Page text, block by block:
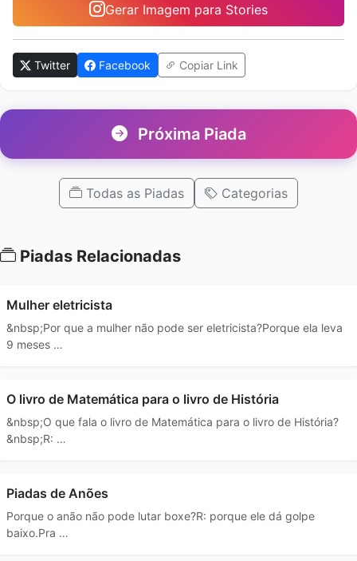
Gerar Imagem para Stories
Twitter Facebook Copiar Link
Próxima Piada
Todas as Piadas Categorias
Piadas Relacionadas
Mulher eletricista
&nbsp;Por que a mulher não pode ser eletricista?Porque ela leva
9 meses …
O livro de Matemática para o livro de História
&nbsp;O que fala o livro de Matemática para o livro de História?
&nbsp;R: …
Piadas de Anões
Porque o anão não pode lutar boxe?R: porque ele dá golpe
baixo.Pra …